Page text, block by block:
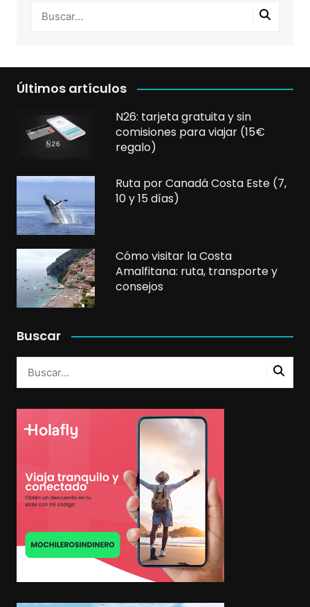
Últimos artículos
N26: tarjeta gratuita y sin
comisiones para viajar (15€
regalo)
Ruta por Canadá Costa Este (7,
10 y 15 días)
Cómo visitar la Costa
Amalfitana: ruta, transporte y
consejos
Buscar